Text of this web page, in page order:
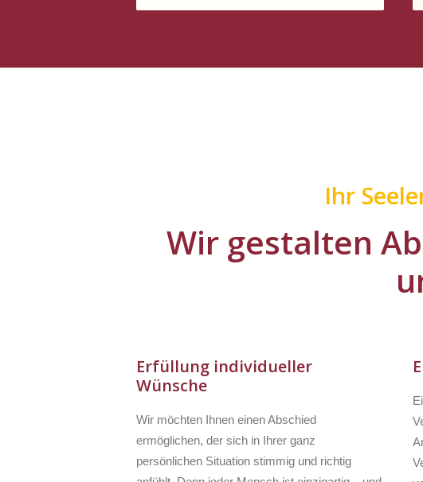
Ihr
Wir gestalten
Erfüllung individueller
Wünsche
Wir möchten Ihnen einen Abschied
ermöglichen, der sich in Ihrer ganz
persönlichen Situation stimmig und richtig